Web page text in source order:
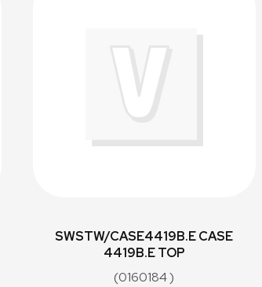
SWSTW/CASE4419B.E CASE
4419B.E TOP
(0160184 )